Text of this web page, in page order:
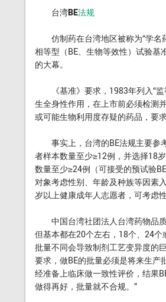
台湾BE法规
仿制药在台湾地区被称为“学名
相等型（BE、生物等效性）试验基
的大幕。
《基准》要求，1983年列入“监
生全身性作用，在上市前必须检测
或可能生物利用度存疑的药品，要
事实上，台湾的BE法规主要参
者样本数量至少≥12例，并选择18
数量至少≥24例（可接受的预试验
对象考虑性别、年龄及种族等因素
岁以上健康成年人志愿者，可考虑
中国台湾社团法人台湾药物品质
但基本都在20个左右，18个、24
批量不同会导致制剂工艺变异度的
要求，做BE的批量必须是将来生
经准备上临床做一致性评价，结果
做得再好，批量就不合规。”